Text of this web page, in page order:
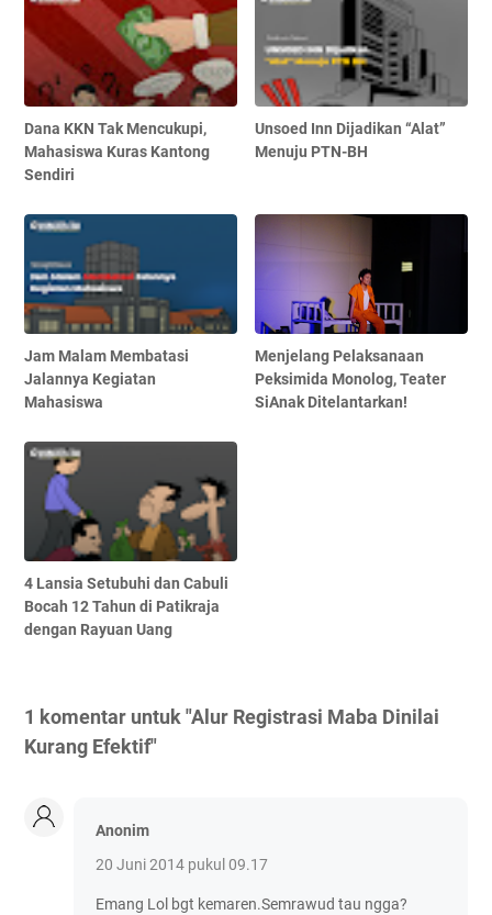
Dana KKN Tak Mencukupi,
Mahasiswa Kuras Kantong
Sendiri
Unsoed Inn Dijadikan “Alat”
Menuju PTN-BH
Jam Malam Membatasi
Jalannya Kegiatan
Mahasiswa
Menjelang Pelaksanaan
Peksimida Monolog, Teater
SiAnak Ditelantarkan!
4 Lansia Setubuhi dan Cabuli
Bocah 12 Tahun di Patikraja
dengan Rayuan Uang
1 komentar untuk "Alur Registrasi Maba Dinilai
Kurang Efektif"
Anonim
20 Juni 2014 pukul 09.17
Emang Lol bgt kemaren.Semrawud tau ngga?